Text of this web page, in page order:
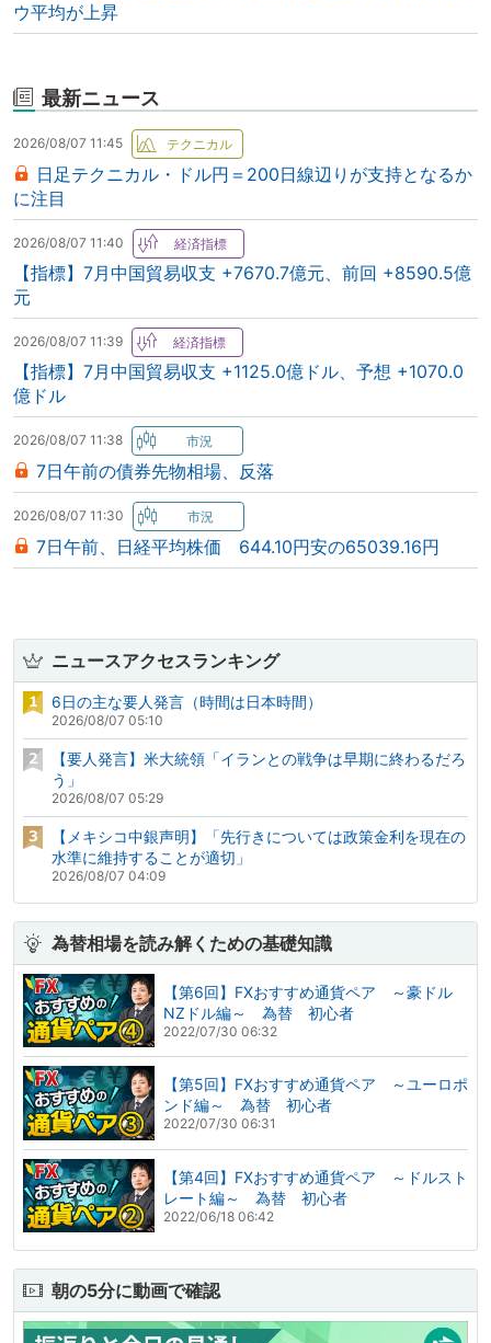
ウ平均が上昇
最新ニュース
2026/08/07 11:45
日足テクニカル・ドル円＝200日線辺りが支持となるか
に注目
2026/08/07 11:40
【指標】7月中国貿易収支 +7670.7億元、前回 +8590.5億
元
2026/08/07 11:39
【指標】7月中国貿易収支 +1125.0億ドル、予想 +1070.0
億ドル
2026/08/07 11:38
7日午前の債券先物相場、反落
2026/08/07 11:30
7日午前、日経平均株価 644.10円安の65039.16円
ニュースアクセスランキング
6日の主な要人発言（時間は日本時間）
2026/08/07 05:10
【要人発言】米大統領「イランとの戦争は早期に終わるだろ
う」
2026/08/07 05:29
【メキシコ中銀声明】「先行きについては政策金利を現在の
水準に維持することが適切」
2026/08/07 04:09
為替相場を読み解くための基礎知識
【第6回】FXおすすめ通貨ペア ～豪ドル
NZドル編～ 為替 初心者
2022/07/30 06:32
【第5回】FXおすすめ通貨ペア ～ユーロポ
ンド編～ 為替 初心者
2022/07/30 06:31
【第4回】FXおすすめ通貨ペア ～ドルスト
レート編～ 為替 初心者
2022/06/18 06:42
朝の5分に動画で確認